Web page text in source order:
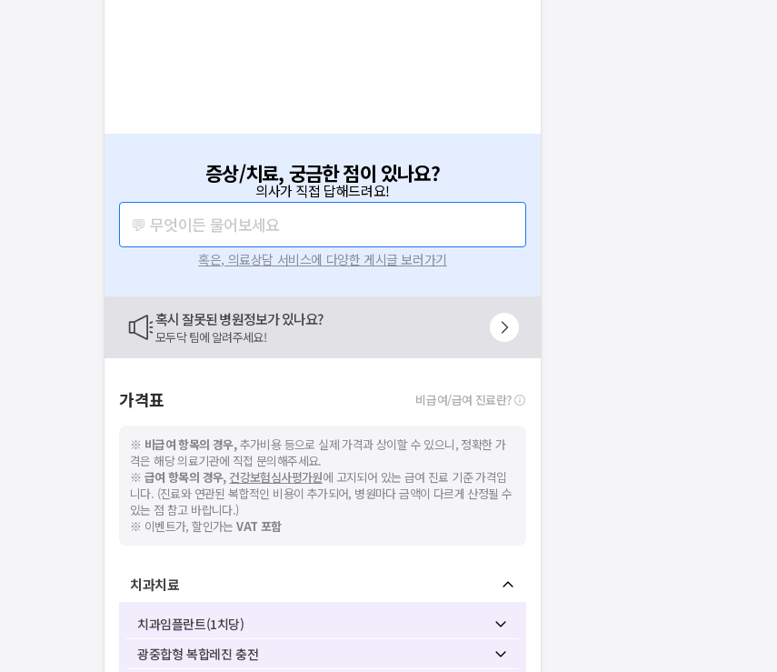
증상/치료, 궁금한 점이 있나요?
의사가 직접 답해드려요!
💬 무엇이든 물어보세요
혹은, 의료상담 서비스에 다양한 게시글 보러가기
혹시 잘못된 병원정보가 있나요?
모두닥 팀에 알려주세요!
가격표 비급여/급여 진료란?
※ 비급여 항목의 경우,추가비용 등으로 실제 가격과 상이할 수 있으니, 정확한 가
격은 해당 의료기관에 직접 문의해주세요.
※ 급여 항목의 경우, 건강보험심사평가원에 고지되어 있는 급여 진료 기준 가격입
니다. (진료와 연관된 복합적인 비용이 추가되어, 병원마다 금액이 다르게 산정될 수
있는 점 참고 바랍니다.)
※ 이벤트가, 할인가는VAT 포함
치과치료
치과임플란트(1치당)
광중합형 복합레진 충전